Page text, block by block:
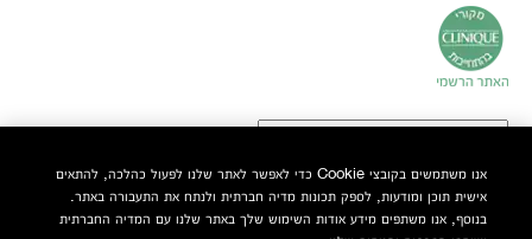
אנו משתמשים בקובצי Cookie כדי לאפשר לאתר שלנו לפעול כהלכה, להתאים
אישית תוכן ומודעות, לספק תכונות מדיה חברתית ולנתח את התעבורה באתר.
בנוסף, אנו משתפים מידע אודות השימוש שלך באתר שלנו עם המדיה החברתית